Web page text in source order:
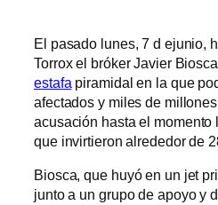
El pasado lunes, 7 d ejunio,
Torrox el bróker Javier
estafa piramidal en la que
afectados y miles de
acusación hasta el momento
que invirtieron alrededor de
Biosca, que huyó en un jet
junto a un grupo de apoyo y